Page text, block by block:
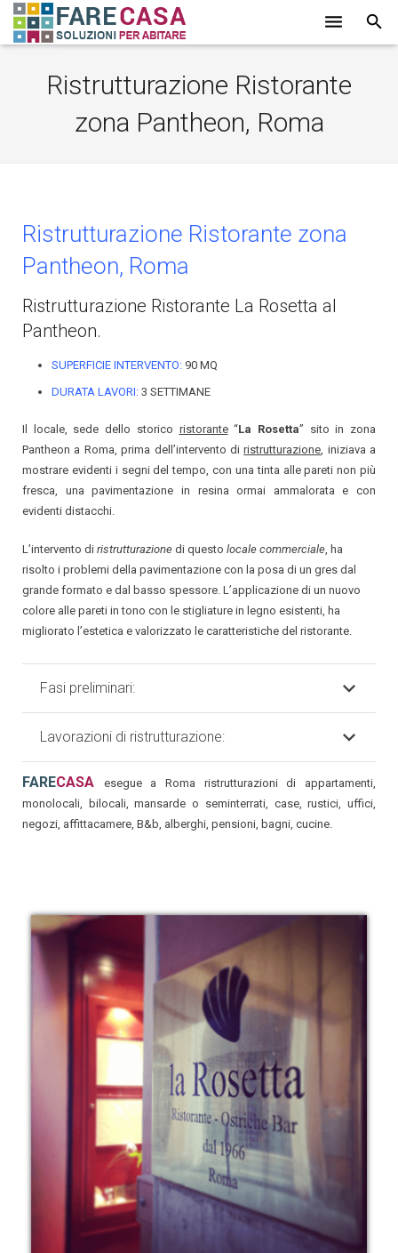
PROMOZIONI
PARTNER
CONTATTI
Ristrutturazione Ristorante
zona Pantheon, Roma
Ristrutturazione Ristorante zona
Pantheon, Roma
Ristrutturazione Ristorante La Rosetta al
Pantheon.
SUPERFICIE INTERVENTO:90 MQ
DURATA LAVORI:3 SETTIMANE
Il locale, sede dello storico ristorante“La Rosetta” sito in zona
Pantheon a Roma, prima dell’intervento diristrutturazione, iniziava a
mostrare evidenti i segni del tempo, con una tinta alle pareti non più
fresca, una pavimentazione in resina ormai ammalorata e con
evidenti distacchi.
L’intervento di ristrutturazione di questo locale commerciale , ha
risolto i problemi della pavimentazione con la posa di un gres dal
grande formato e dal basso spessore. L’applicazione di un nuovo
colore alle pareti in tono con le stigliature in legno esistenti, ha
migliorato l’estetica e valorizzato le caratteristiche del ristorante.
Fasi preliminari:
Lavorazioni di ristrutturazione:
FARECASA
esegue a Roma ristrutturazioni di appartamenti,
monolocali, bilocali, mansarde o seminterrati, case, rustici, uffici,
negozi, affittacamere, B&b, alberghi, pensioni, bagni, cucine.